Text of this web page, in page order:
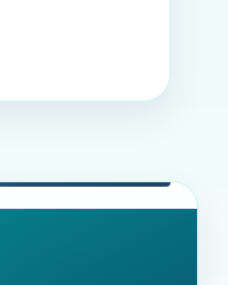
Polska.